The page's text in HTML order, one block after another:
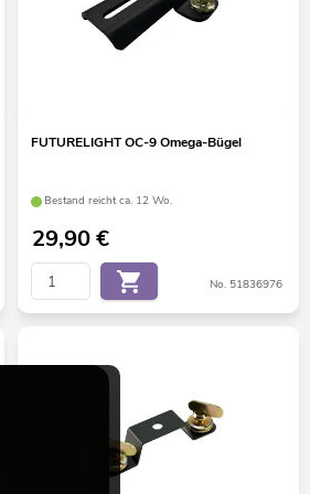
FUTURELIGHT OC-9 Omega-Bügel
Bestand reicht ca. 12 Wo.
29,90€
No. 51836976